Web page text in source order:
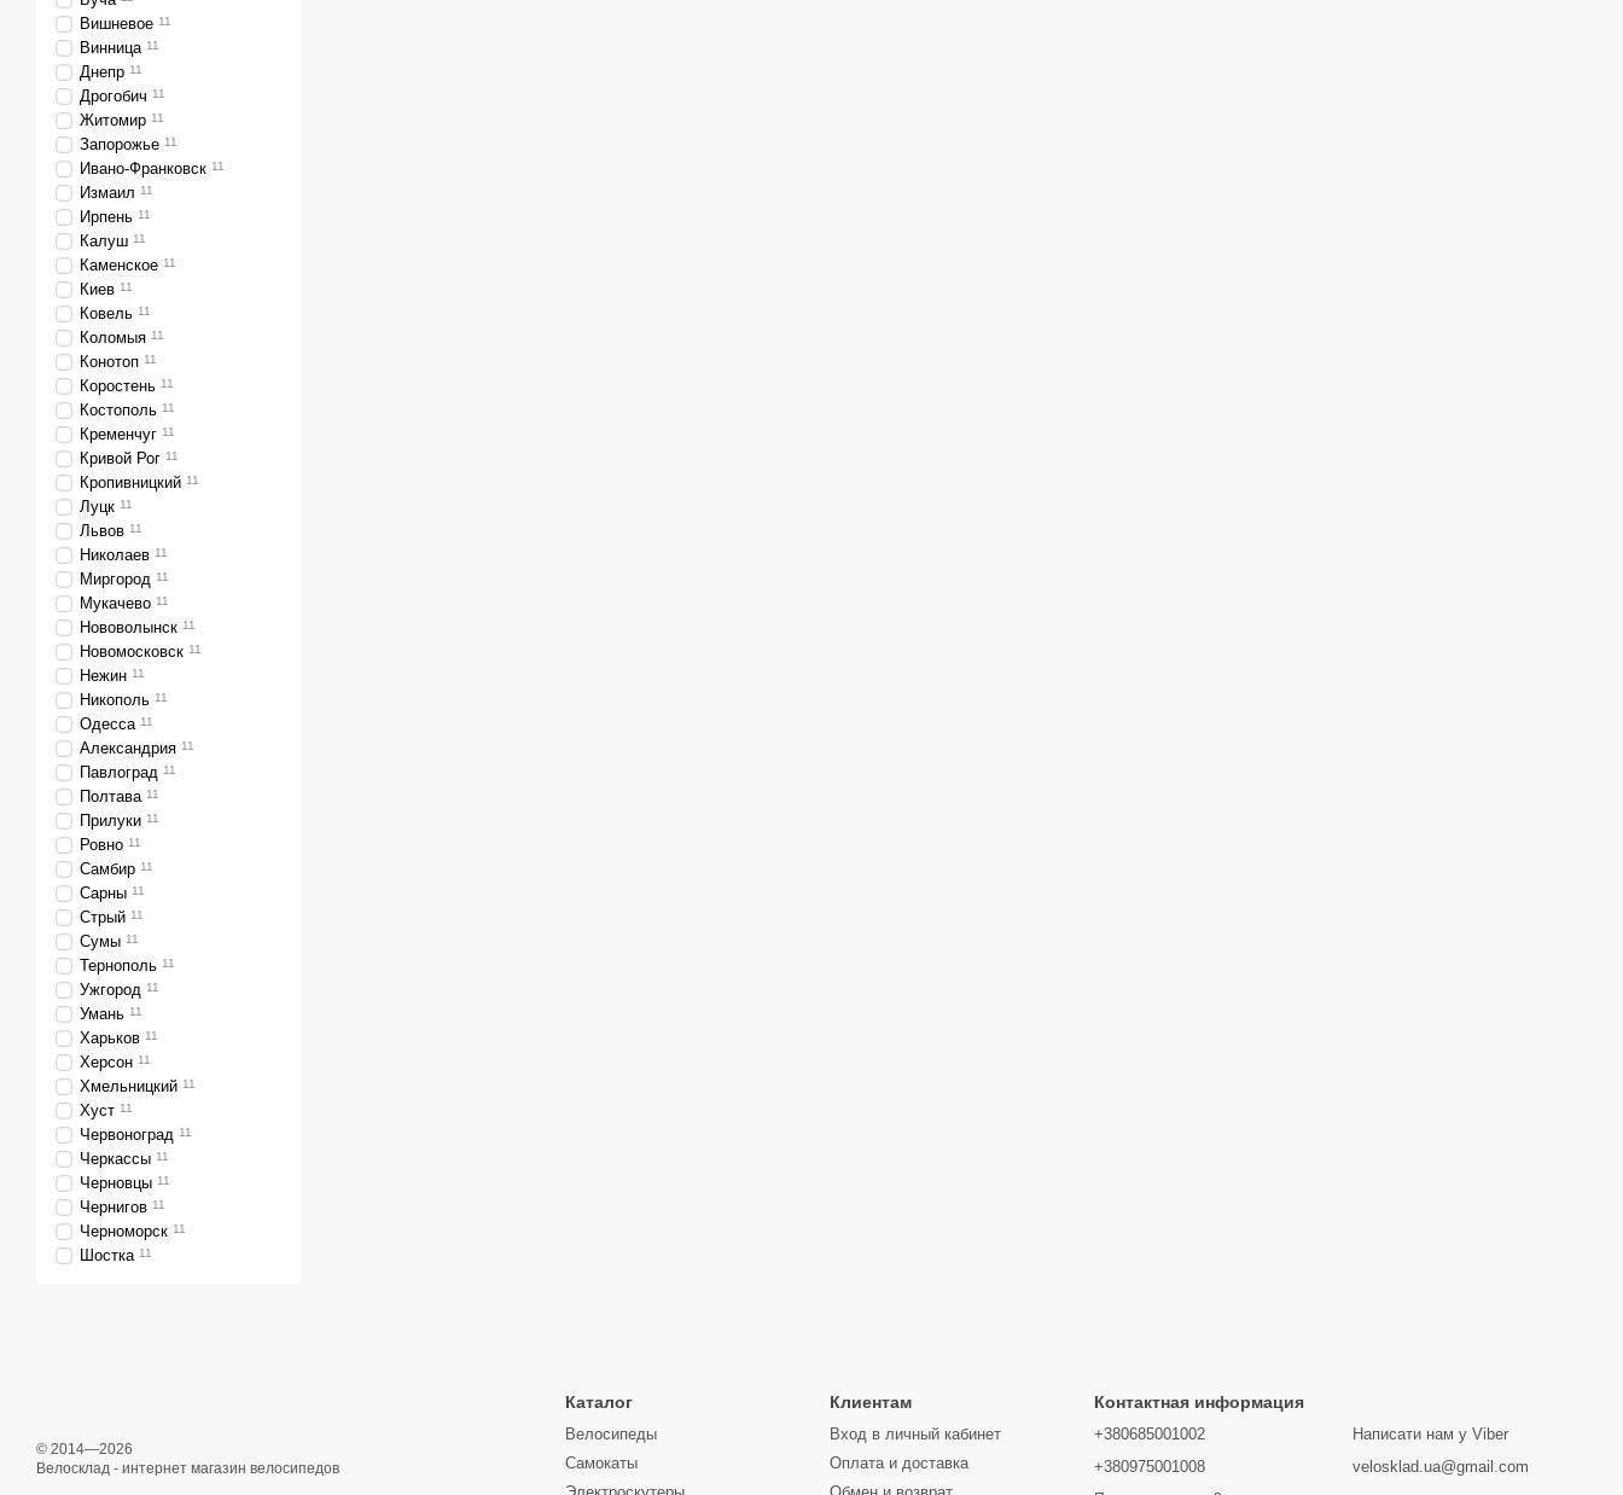
Вишневое 11
Винница 11
Днепр 11
Дрогобич 11
Житомир 11
Запорожье 11
Ивано-Франковск 11
Измаил 11
Ирпень 11
Калуш 11
Каменское 11
Киев 11
Ковель 11
Коломыя 11
Конотоп 11
Коростень 11
Костополь 11
Кременчуг 11
Кривой Рог 11
Кропивницкий 11
Луцк 11
Львов 11
Николаев 11
Миргород 11
Мукачево 11
Нововолынск 11
Новомосковск 11
Нежин 11
Никополь 11
Одесса 11
Александрия 11
Павлоград 11
Полтава 11
Прилуки 11
Ровно 11
Самбир 11
Сарны 11
Стрый 11
Сумы 11
Тернополь 11
Ужгород 11
Умань 11
Харьков 11
Херсон 11
Хмельницкий 11
Хуст 11
Червоноград 11
Черкассы 11
Черновцы 11
Чернигов 11
Черноморск 11
Шостка 11
© 2014—2026
Велосклад - интернет магазин велосипедов
Каталог
Велосипеды
Самокаты
Клиентам
Вход в личный кабинет
Оплата и доставка
Контактная информация
+380685001002
+380975001008
Написати нам у Viber
velosklad.ua@gmail.com